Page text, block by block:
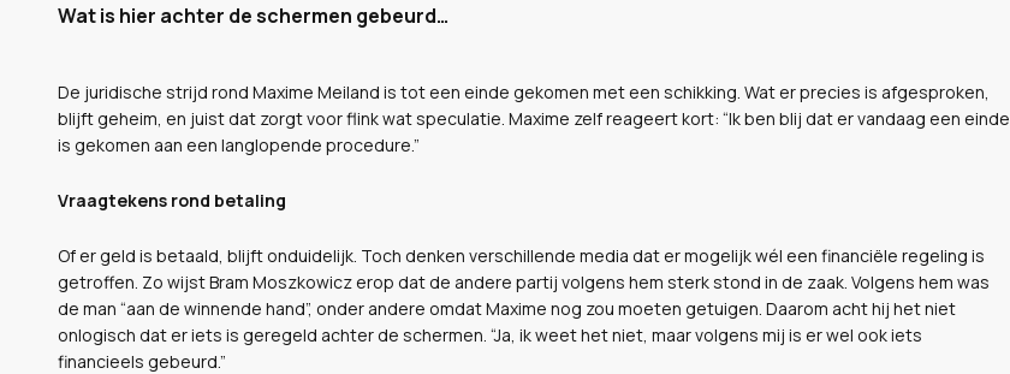
Wat is hier achter de schermen gebeurd…
De juridische strijd rond Maxime Meiland is tot een einde gekomen met een schikking. Wat er precies is afgesproken,
blijft geheim, en juist dat zorgt voor flink wat speculatie. Maxime zelf reageert kort: “Ik ben blij dat er vandaag een einde
is gekomen aan een langlopende procedure.”
Vraagtekens rond betaling
Of er geld is betaald, blijft onduidelijk. Toch denken verschillende media dat er mogelijk wél een financiële regeling is
getroffen. Zo wijst Bram Moszkowicz erop dat de andere partij volgens hem sterk stond in de zaak. Volgens hem was
de man “aan de winnende hand”, onder andere omdat Maxime nog zou moeten getuigen. Daarom acht hij het niet
onlogisch dat er iets is geregeld achter de schermen. “Ja, ik weet het niet, maar volgens mij is er wel ook iets
financieels gebeurd.”